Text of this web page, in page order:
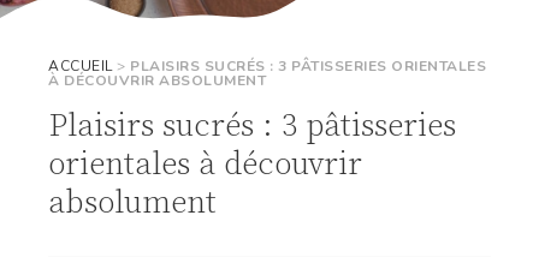
ACCUEIL> PLAISIRS SUCRÉS : 3 PÂTISSERIES ORIENTALES
À DÉCOUVRIR ABSOLUMENT
Plaisirs sucrés : 3 pâtisseries
orientales à découvrir
absolument